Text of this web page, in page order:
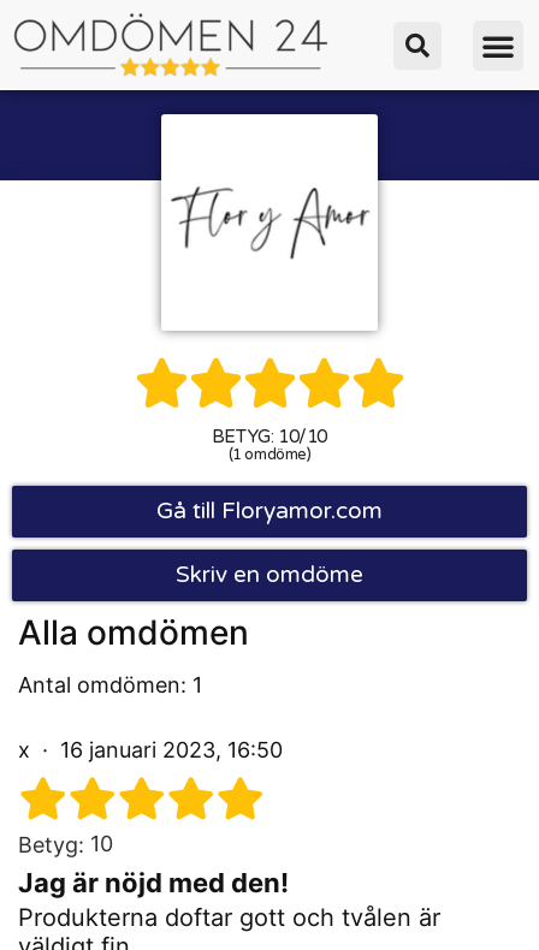

BETYG: 10/10
(1 omdöme)
Gå till Floryamor.com
Skriv en omdöme
Alla omdömen
Antal omdömen: 1
x 16 januari 2023, 16:50
Betyg: 10
Jag är nöjd med den!
Produkterna doftar gott och tvålen är